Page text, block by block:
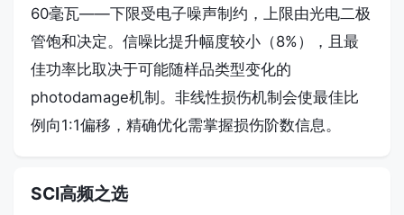
60毫瓦——下限受电子噪声制约，上限由光电二极
管饱和决定。信噪比提升幅度较小（8%），且最
佳功率比取决于可能随样品类型变化的
photodamage机制。非线性损伤机制会使最佳比
例向1:1偏移，精确优化需掌握损伤阶数信息。
SCI高频之选